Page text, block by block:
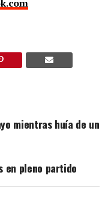
mientras huía de un
en pleno partido